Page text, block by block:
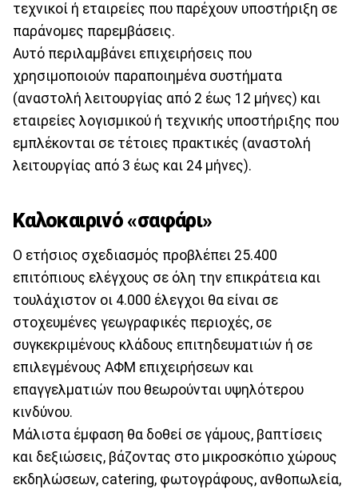
τεχνικοί ή εταιρείες που παρέχουν υποστήριξη σε
παράνομες παρεμβάσεις.
Αυτό περιλαμβάνει επιχειρήσεις που
χρησιμοποιούν παραποιημένα συστήματα
(αναστολή λειτουργίας από 2 έως 12 μήνες) και
εταιρείες λογισμικού ή τεχνικής υποστήριξης που
εμπλέκονται σε τέτοιες πρακτικές (αναστολή
λειτουργίας από 3 έως και 24 μήνες).
Καλοκαιρινό «σαφάρι»
Ο ετήσιος σχεδιασμός προβλέπει 25.400
επιτόπιους ελέγχους σε όλη την επικράτεια και
τουλάχιστον οι 4.000 έλεγχοι θα είναι σε
στοχευμένες γεωγραφικές περιοχές, σε
συγκεκριμένους κλάδους επιτηδευματιών ή σε
επιλεγμένους ΑΦΜ επιχειρήσεων και
επαγγελματιών που θεωρούνται υψηλότερου
κινδύνου.
Μάλιστα έμφαση θα δοθεί σε γάμους, βαπτίσεις
και δεξιώσεις, βάζοντας στο μικροσκόπιο χώρους
εκδηλώσεων, catering, φωτογράφους, ανθοπωλεία,